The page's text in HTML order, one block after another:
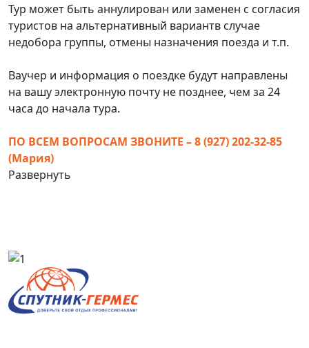
Тур может быть аннулирован или заменен с согласия
туристов на альтернативный вариантв случае
недобора группы, отмены назначения поезда и т.п.
Ваучер и информация о поездке будут направлены
на вашу электронную почту не позднее, чем за 24
часа до начала тура.
ПО ВСЕМ ВОПРОСАМ ЗВОНИТЕ – 8 (927) 202-32-85
(Мария)
Развернуть